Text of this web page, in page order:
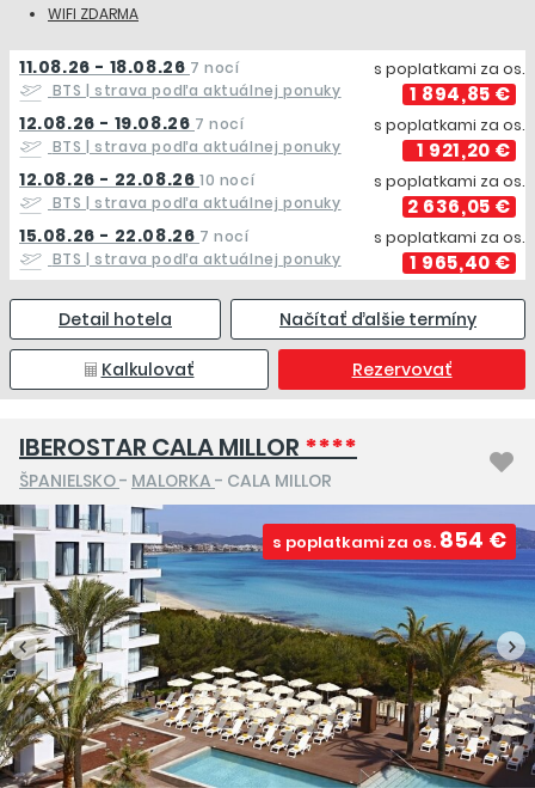
WIFI ZDARMA
11.08.26 - 18.08.26 7 nocí
BTS| strava podľa aktuálnej ponuky
s poplatkami za os.
1 894,85 €
12.08.26 - 19.08.26 7 nocí
BTS| strava podľa aktuálnej ponuky
s poplatkami za os.
1 921,20 €
12.08.26 - 22.08.26 10 nocí
BTS| strava podľa aktuálnej ponuky
s poplatkami za os.
2 636,05 €
15.08.26 - 22.08.26 7 nocí
BTS| strava podľa aktuálnej ponuky
s poplatkami za os.
1 965,40 €
Detail hotela Načítať ďalšie termíny
Kalkulovať Rezervovať
IBEROSTAR CALA MILLOR ****
ŠPANIELSKO- MALORKA - CALA MILLOR
s poplatkami za os. 854 €